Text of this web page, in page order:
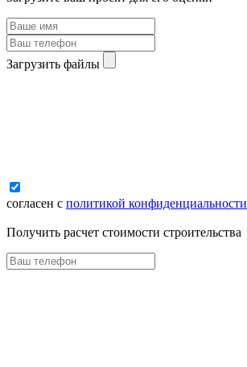
Загрузить файлы
согласен с политикой конфиденциальности
Получить расчет стоимости строительства